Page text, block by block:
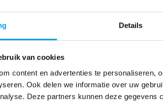
Details
van cookies
content en advertenties te personaliseren,
Ook delen we informatie over uw
Deze partners kunnen deze gegevens